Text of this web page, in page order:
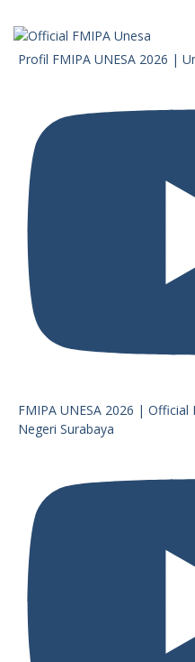
Profil FMIPA UNESA 2026 |
FMIPA UNESA 2026 |
Negeri Surabaya